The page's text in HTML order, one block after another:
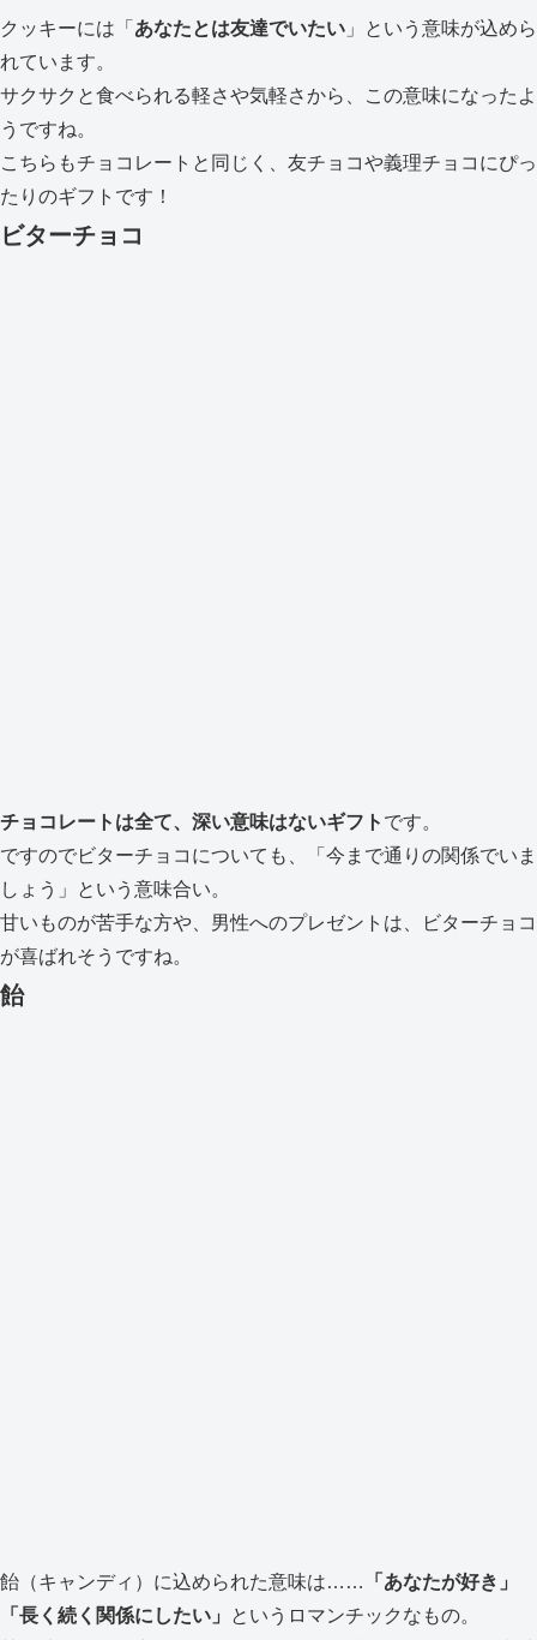
クッキーには「 あなたとは友達でいたい 」という意味が込めら
れています。
サクサクと食べられる軽さや気軽さから、この意味になったよ
うですね。
こちらもチョコレートと同じく、友チョコや義理チョコにぴっ
たりのギフトです！
ビターチョコ
チョコレートは全て、深い意味はないギフト です。
ですのでビターチョコについても、「今まで通りの関係でいま
しょう」という意味合い。
甘いものが苦手な方や、男性へのプレゼントは、ビターチョコ
が喜ばれそうですね。
飴
飴（キャンディ）に込められた意味は……
「あなたが好き」
「長く続く関係にしたい」
というロマンチックなもの。